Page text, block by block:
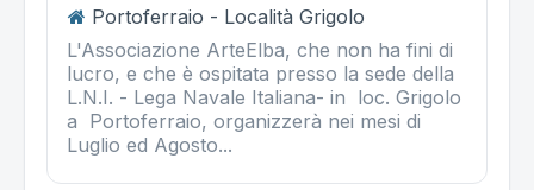
Portoferraio - Località Grigolo
L'Associazione ArteElba, che non ha fini di
lucro, e che è ospitata presso la sede della
L.N.I. - Lega Navale Italiana- in loc. Grigolo
a Portoferraio, organizzerà nei mesi di
Luglio ed Agosto...